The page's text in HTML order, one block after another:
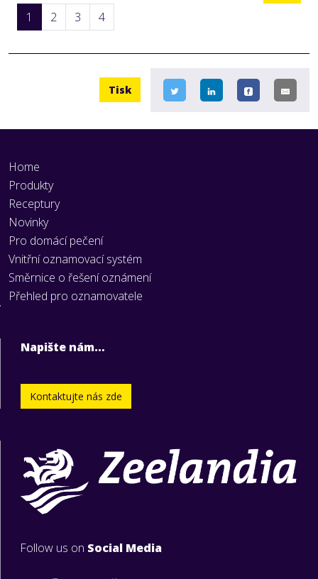
1 2 3 4
Tisk
Home
Produkty
Receptury
Novinky
Pro domácí pečení
Vnitřní oznamovací systém
Směrnice o řešení oznámení
Přehled pro oznamovatele
Napište nám…
Kontaktujte nás zde
Follow us on Social Media